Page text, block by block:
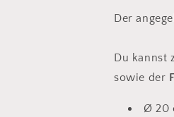
Der
Du kannst
sowie der
Ø 20